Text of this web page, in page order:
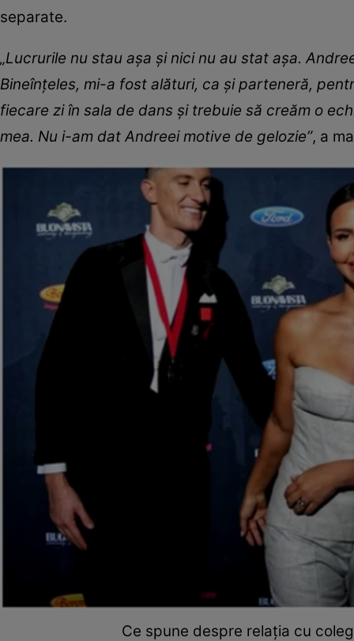
separate.
„Lucrurile nu stau așa și nici nu au stat așa.
Bineînțeles, mi-a fost alături, ca și parteneră,
fiecare zi în sala de dans și trebuie să creăm o
mea. Nu i-am dat Andreei motive de gelozie”, a
Ce spune despre relația cu